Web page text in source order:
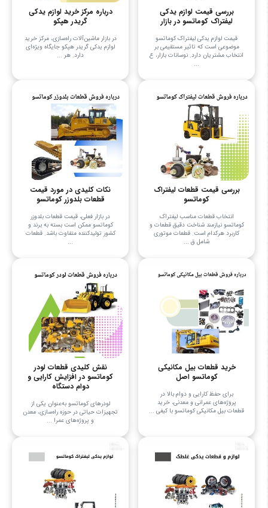
بررسی قیمت لوازم یدکی
لیفتراک کوماتسو در بازار
قیمت لوازم یدکی لیفتراک کوماتسو
موضوعی است که تاثیر مستقیمی بر
انتخاب مشتریان دارد. نوسانات بازار، ع
...
درباره مرکز خرید لوازم یدکی
گریدر هپکو
در بازار ماشین‌آلات راه‌سازی، مرکز خرید
لوازم یدکی گریدر هپکو جایگاه ویژه‌ای
دارد. هر ...
بررسی قیمت قطعات لیفتراک
کوماتسو
انتخاب قطعات مناسب لیفتراک
کوماتسو نیازمند شناخت دقیق قطعات و
کاربرد هرکدام است. قطعات موتوری
شامل ق ...
نکات کلیدی در مورد قیمت
قطعات بلدوزر کوماتسو
در بازار فعلی، قیمت قطعات بلدوزر
کوماتسو ممکن است بسته به برند و
کشور تولیدکننده متفاوت باشد. قطعات
...
خرید قطعات بیل مکانیکی
کوماتسو اصل
برای حفظ کارایی و دوام بالا در
پروژه‌های عمرانی و معدنی، خرید
قطعات بیل مکانیکی کوماتسو با کیفی ...
نقش کلیدی قطعات لودر
کوماتسو در افزایش کارایی و
دوام دستگاه
لودرهای کوماتسو به‌عنوان یکی از
تجهیزات حیاتی در حوزه راه‌سازی، معدن
و پروژه‌های عمرا ...